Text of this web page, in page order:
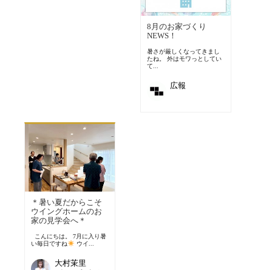
8月のお家づくり
NEWS！
暑さが厳しくなってきまし
たね。 外はモワっとしてい
て...
広報
＊暑い夏だからこそ
ウイングホームのお
家の見学会へ＊
こんにちは。 7月に入り暑
い毎日ですね
ウイ...
大村茉里